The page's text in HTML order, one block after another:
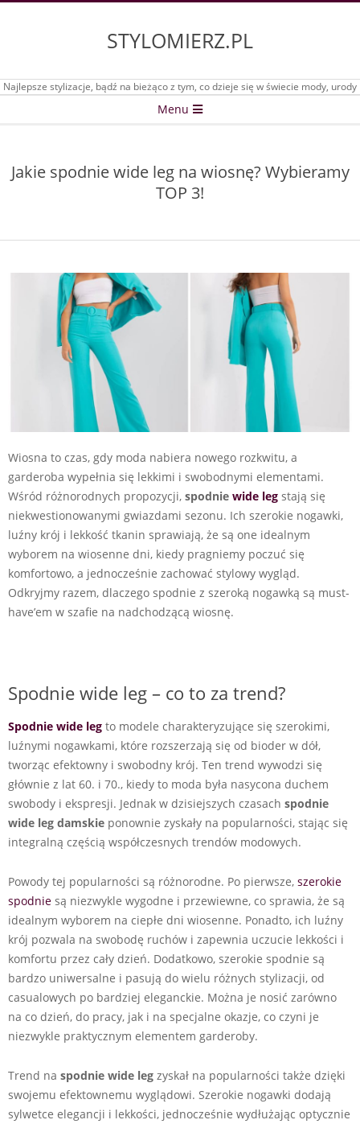
STYLOMIERZ.PL
Najlepsze stylizacje, bądź na bieżąco z tym, co dzieje się w świecie mody, urody
Menu
Jakie spodnie wide leg na wiosnę? Wybieramy
TOP 3!
Wiosna to czas, gdy moda nabiera nowego rozkwitu, a
garderoba wypełnia się lekkimi i swobodnymi elementami.
Wśród różnorodnych propozycji, spodnie wide leg stają się
niekwestionowanymi gwiazdami sezonu. Ich szerokie nogawki,
luźny krój i lekkość tkanin sprawiają, że są one idealnym
wyborem na wiosenne dni, kiedy pragniemy poczuć się
komfortowo, a jednocześnie zachować stylowy wygląd.
Odkryjmy razem, dlaczego spodnie z szeroką nogawką są must-
have’em w szafie na nadchodzącą wiosnę.
Spodnie wide leg – co to za trend?
Spodnie wide leg to modele charakteryzujące się szerokimi,
luźnymi nogawkami, które rozszerzają się od bioder w dół,
tworząc efektowny i swobodny krój. Ten trend wywodzi się
głównie z lat 60. i 70., kiedy to moda była nasycona duchem
swobody i ekspresji. Jednak w dzisiejszych czasach spodnie
wide leg damskie ponownie zyskały na popularności, stając się
integralną częścią współczesnych trendów modowych.
Powody tej popularności są różnorodne. Po pierwsze, szerokie
spodnie są niezwykle wygodne i przewiewne, co sprawia, że są
idealnym wyborem na ciepłe dni wiosenne. Ponadto, ich luźny
krój pozwala na swobodę ruchów i zapewnia uczucie lekkości i
komfortu przez cały dzień. Dodatkowo, szerokie spodnie są
bardzo uniwersalne i pasują do wielu różnych stylizacji, od
casualowych po bardziej eleganckie. Można je nosić zarówno
na co dzień, do pracy, jak i na specjalne okazje, co czyni je
niezwykle praktycznym elementem garderoby.
Trend na spodnie wide leg zyskał na popularności także dzięki
swojemu efektownemu wyglądowi. Szerokie nogawki dodają
sylwetce elegancji i lekkości, jednocześnie wydłużając optycznie